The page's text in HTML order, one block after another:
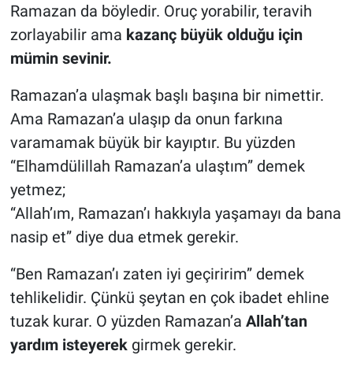
Ramazan da böyledir. Oruç yorabilir, teravih
zorlayabilir ama kazanç büyük olduğu için
mümin sevinir.
Ramazan’a ulaşmak başlı başına bir nimettir.
Ama Ramazan’a ulaşıp da onun farkına
varamamak büyük bir kayıptır. Bu yüzden
“Elhamdülillah Ramazan’a ulaştım” demek
yetmez;
“Allah’ım, Ramazan’ı hakkıyla yaşamayı da bana
nasip et” diye dua etmek gerekir.
“Ben Ramazan’ı zaten iyi geçiririm” demek
tehlikelidir. Çünkü şeytan en çok ibadet ehline
tuzak kurar. O yüzden Ramazan’a Allah’tan
yardım isteyerekgirmek gerekir.